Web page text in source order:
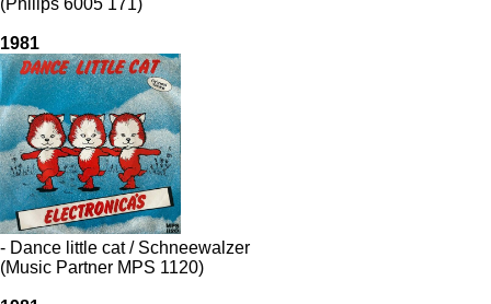
(Philips 6005 171)
1981
- Dance little cat / Schneewalzer
(Music Partner MPS 1120)